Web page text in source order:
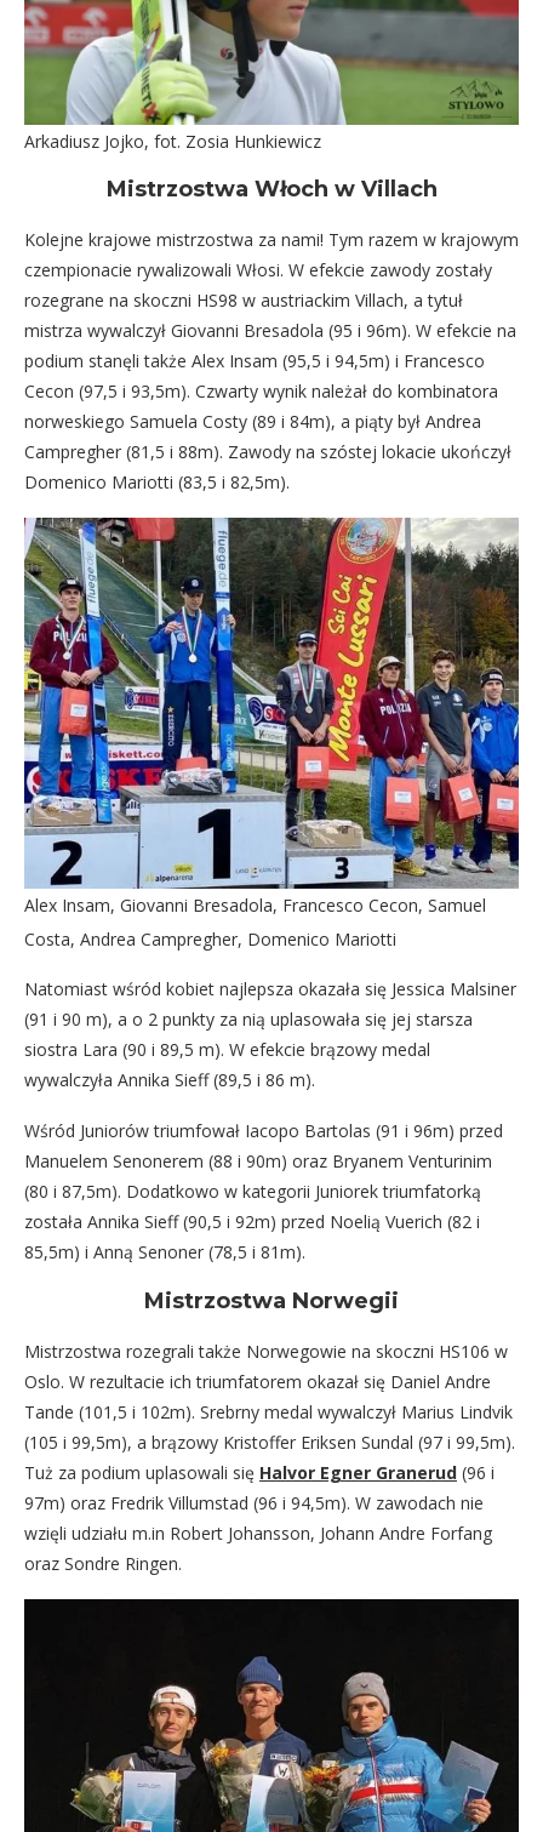
Arkadiusz Jojko, fot. Zosia Hunkiewicz
Mistrzostwa Włoch w Villach
Kolejne krajowe mistrzostwa za nami! Tym razem w krajowym
czempionacie rywalizowali Włosi. W efekcie zawody zostały
rozegrane na skoczni HS98 w austriackim Villach, a tytuł
mistrza wywalczył Giovanni Bresadola (95 i 96m). W efekcie na
podium stanęli także Alex Insam (95,5 i 94,5m) i Francesco
Cecon (97,5 i 93,5m). Czwarty wynik należał do kombinatora
norweskiego Samuela Costy (89 i 84m), a piąty był Andrea
Campregher (81,5 i 88m). Zawody na szóstej lokacie ukończył
Domenico Mariotti (83,5 i 82,5m).
Alex Insam, Giovanni Bresadola, Francesco Cecon, Samuel
Costa, Andrea Campregher, Domenico Mariotti
Natomiast wśród kobiet najlepsza okazała się Jessica Malsiner
(91 i 90 m), a o 2 punkty za nią uplasowała się jej starsza
siostra Lara (90 i 89,5 m). W efekcie brązowy medal
wywalczyła Annika Sieff (89,5 i 86 m).
Wśród Juniorów triumfował Iacopo Bartolas (91 i 96m) przed
Manuelem Senonerem (88 i 90m) oraz Bryanem Venturinim
(80 i 87,5m). Dodatkowo w kategorii Juniorek triumfatorką
została Annika Sieff (90,5 i 92m) przed Noelią Vuerich (82 i
85,5m) i Anną Senoner (78,5 i 81m).
Mistrzostwa Norwegii
Mistrzostwa rozegrali także Norwegowie na skoczni HS106 w
Oslo. W rezultacie ich triumfatorem okazał się Daniel Andre
Tande (101,5 i 102m). Srebrny medal wywalczył Marius Lindvik
(105 i 99,5m), a brązowy Kristoffer Eriksen Sundal (97 i 99,5m).
Tuż za podium uplasowali się Halvor Egner Granerud (96 i
97m) oraz Fredrik Villumstad (96 i 94,5m). W zawodach nie
wzięli udziału m.in Robert Johansson, Johann Andre Forfang
oraz Sondre Ringen.